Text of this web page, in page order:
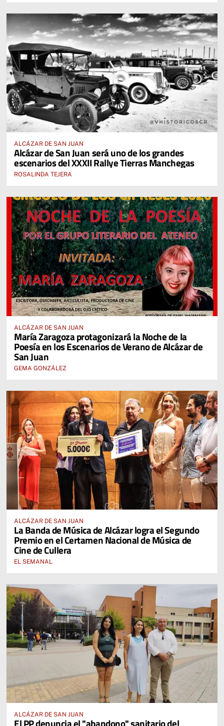
ALCÁZAR DE SAN JUAN
Alcázar de San Juan será uno de los grandes
escenarios del XXXII Rallye Tierras Manchegas
ROSALINDA TEJERA
ALCÁZAR DE SAN JUAN
María Zaragoza protagonizará la Noche de la
Poesía en los Escenarios de Verano de Alcázar de
San Juan
GEMA GONZÁLEZ
ALCÁZAR DE SAN JUAN
La Banda de Música de Alcázar logra el Segundo
Premio en el Certamen Nacional de Música de
Cine de Cullera
EL SEMANAL
ALCÁZAR DE SAN JUAN